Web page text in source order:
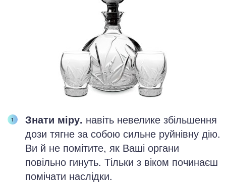
Знати міру. навіть невелике збільшення
дози тягне за собою сильне руйнівну дію.
Ви й не помітите, як Ваші органи
повільно гинуть. Тільки з віком починаєш
помічати наслідки.